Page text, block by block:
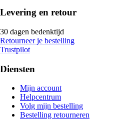
Levering en retour
30 dagen bedenktijd
Retourneer je bestelling
Trustpilot
Diensten
Mijn account
Helpcentrum
Volg mijn bestelling
Bestelling retourneren